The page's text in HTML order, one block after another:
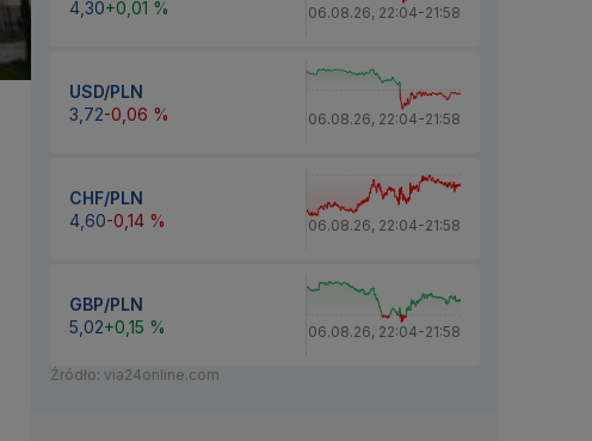
4,30+0,01 % 06.08.26, 22:04-21:58
USD/PLN
3,72-0,06 % 06.08.26, 22:04-21:58
CHF/PLN
4,60-0,14 % 06.08.26, 22:04-21:58
GBP/PLN
5,02+0,15 % 06.08.26, 22:04-21:58
Źródło: via24online.com